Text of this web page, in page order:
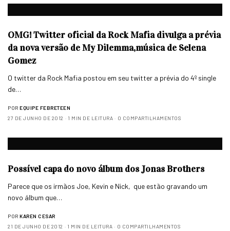
OMG! Twitter oficial da Rock Mafia divulga a prévia
da nova versão de My Dilemma,música de Selena
Gomez
O twitter da Rock Mafia postou em seu twitter a prévia do 4º single
de…
POR EQUIPE FEBRETEEN
27 DE JUNHO DE 2012
1 MIN DE LEITURA 0 COMPARTILHAMENTOS
Possível capa do novo álbum dos Jonas Brothers
Parece que os irmãos Joe, Kevin e Nick, que estão gravando um
novo álbum que…
POR KAREN CESAR
21 DE JUNHO DE 2012
1 MIN DE LEITURA 0 COMPARTILHAMENTOS